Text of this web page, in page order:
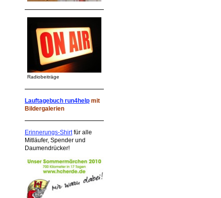
Radiobeiträge
Lauftagebuch run4help mit
Bildergalerien
Erinnerungs-Shirtfür alle
Mitläufer, Spender und
Daumendrücker!